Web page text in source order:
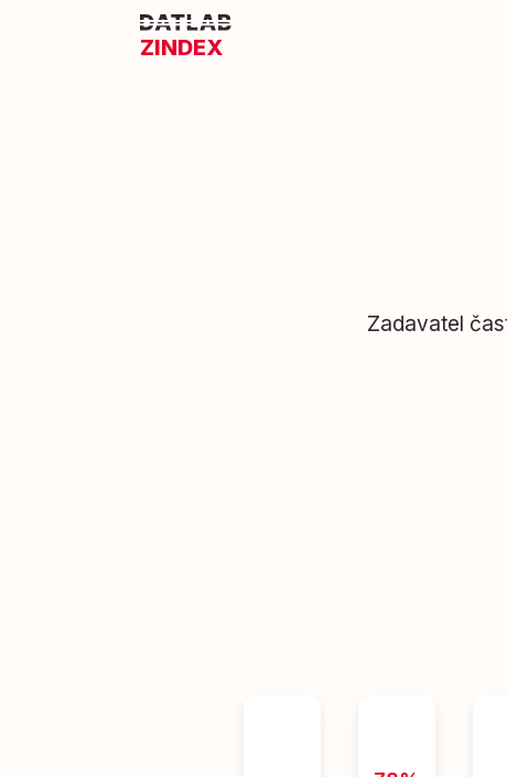
ZINDEX
Zadavatel